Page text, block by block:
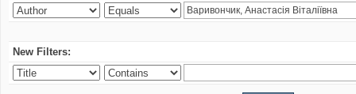
New Filters: